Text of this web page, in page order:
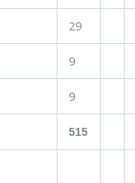
29
9
9
515